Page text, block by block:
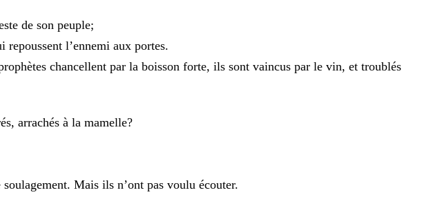
de son peuple;
repoussent l’ennemi aux portes.
chancellent par la boisson forte, ils sont vaincus par le vin, et troublés
, arrachés à la mamelle?
soulagement. Mais ils n’ont pas voulu écouter.